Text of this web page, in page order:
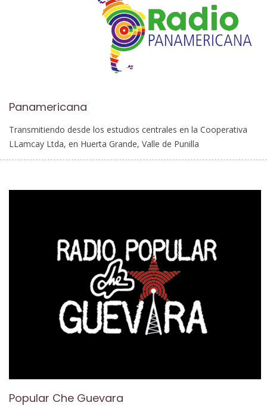
Panamericana
Transmitiendo desde los estudios centrales en la Cooperativa
LLamcay Ltda, en Huerta Grande, Valle de Punilla
Popular Che Guevara